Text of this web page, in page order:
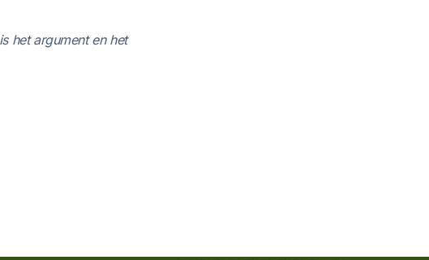
het argument en het